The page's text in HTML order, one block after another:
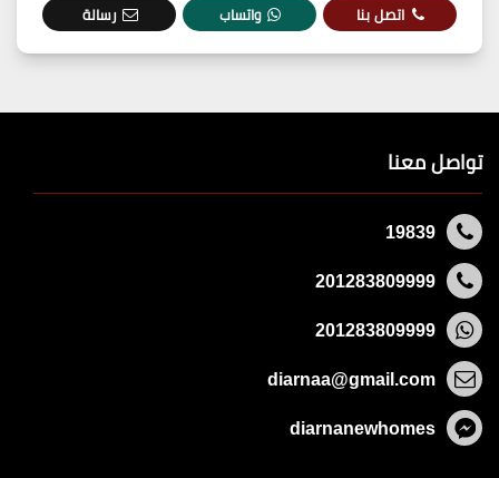
اتصل بنا واتساب رسالة
تواصل معنا
19839
201283809999
201283809999
diarnaa@gmail.com
diarnanewhomes